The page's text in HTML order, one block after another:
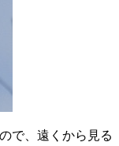
で、遠くから見る